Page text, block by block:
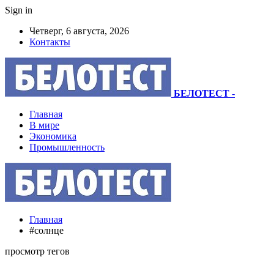
Sign in
Четверг, 6 августа, 2026
Контакты
БЕЛОТЕСТ -
Главная
В мире
Экономика
Промышленность
Главная
#солнце
просмотр тегов